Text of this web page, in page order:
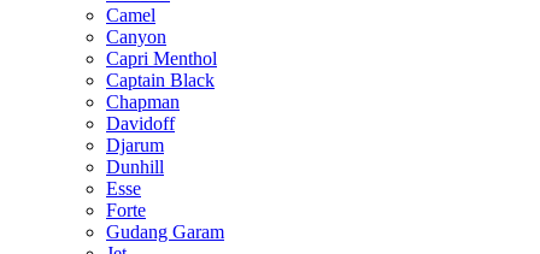
Camel
Canyon
Capri Menthol
Captain Black
Chapman
Davidoff
Djarum
Dunhill
Esse
Forte
Gudang Garam